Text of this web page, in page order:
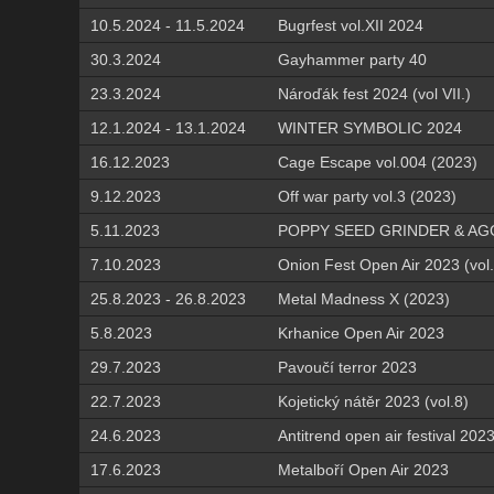
10.5.2024 - 11.5.2024
Bugrfest vol.XII 2024
30.3.2024
Gayhammer party 40
23.3.2024
Nároďák fest 2024 (vol VII.)
12.1.2024 - 13.1.2024
WINTER SYMBOLIC 2024
16.12.2023
Cage Escape vol.004 (2023)
9.12.2023
Off war party vol.3 (2023)
5.11.2023
POPPY SEED GRINDER &
7.10.2023
Onion Fest Open Air 2023
25.8.2023 - 26.8.2023
Metal Madness X (2023)
5.8.2023
Krhanice Open Air 2023
29.7.2023
Pavoučí terror 2023
22.7.2023
Kojetický nátěr 2023 (vol.8)
24.6.2023
Antitrend open air festival
17.6.2023
Metalboří Open Air 2023